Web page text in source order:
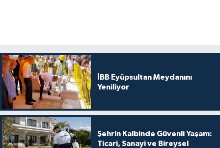
İBB Eyüpsultan Meydanını
Yeniliyor
Şehrin Kalbinde Güvenli Yaşam:
Ticari, Sanayi ve Bireysel